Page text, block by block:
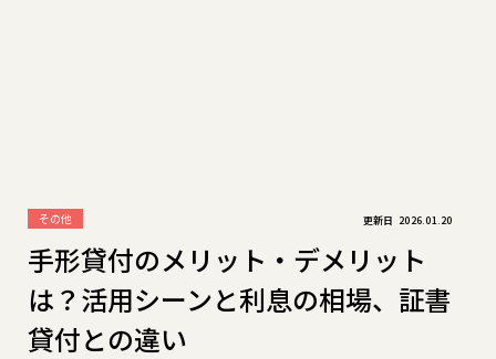
手形貸付のメリット・デメリット
は？活用シーンと利息の相場、証書
貸付との違い
その他 2026.01.20